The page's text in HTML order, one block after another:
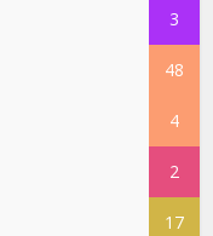
3
48
4
2
17